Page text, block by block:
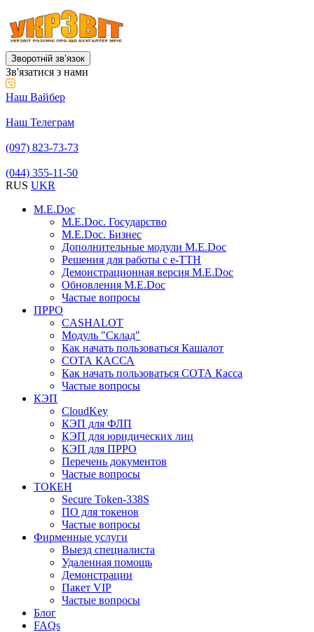
Зворотній звʼязок
Зв'язатися з нами
Наш Вайбер
Наш Телеграм
(097) 823-73-73
(044) 355-11-50
RUS UKR
M.E.Doc
M.E.Doc. Государство
M.E.Doc. Бизнес
Дополнительные модули M.E.Doc
Решения для работы с е-ТТН
Демонстрационная версия M.E.Doc
Обновления M.E.Doc
Частые вопросы
ПРРО
CASHALOT
Модуль "Склад"
Как начать пользоваться Кашалот
СОТА КАCСА
Как начать пользоваться СОТА Касса
Частые вопросы
КЭП
CloudKey
КЭП для ФЛП
КЭП для юридических лиц
КЭП для ПРРО
Перечень документов
Частые вопросы
ТОКЕН
Secure Token-338S
ПО для токенов
Частые вопросы
Фирменные услуги
Выезд специалиста
Удаленная помощь
Демонстрации
Пакет VIP
Частые вопросы
Блог
FAQs